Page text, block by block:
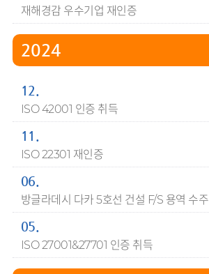
재해경감 우수기업 재인증
2024
12.
ISO 42001 인증 취득
11.
ISO 22301 재인증
06.
방글라데시 다카 5호선 건설 F/S 용역 수주
05.
ISO 27001&27701 인증 취득